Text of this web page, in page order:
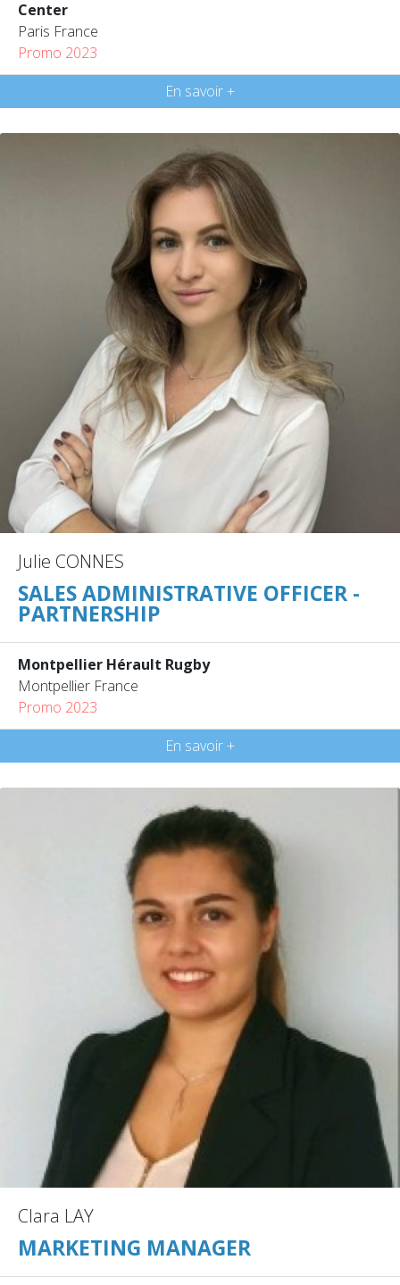
Center
Paris France
Promo 2023
En savoir +
Julie CONNES
SALES ADMINISTRATIVE OFFICER -
PARTNERSHIP
Montpellier Hérault Rugby
Montpellier France
Promo 2023
En savoir +
Clara LAY
MARKETING MANAGER